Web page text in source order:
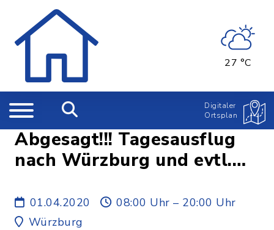
27 °C
Digitaler
Ortsplan
Abgesagt!!! Tagesausflug
nach Würzburg und evtl.
01.04.2020
08:00 Uhr – 20:00 Uhr
Würzburg